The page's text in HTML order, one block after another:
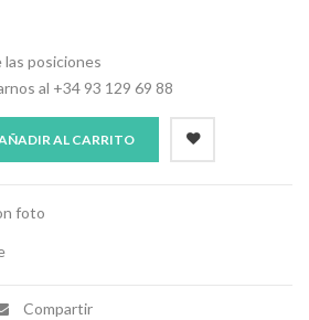
las posiciones
al +34 93 129 69 88
AL CARRITO
foto
Compartir